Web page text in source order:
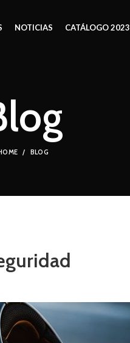
NOTICIAS CATÁLOGO 2023
BLOG